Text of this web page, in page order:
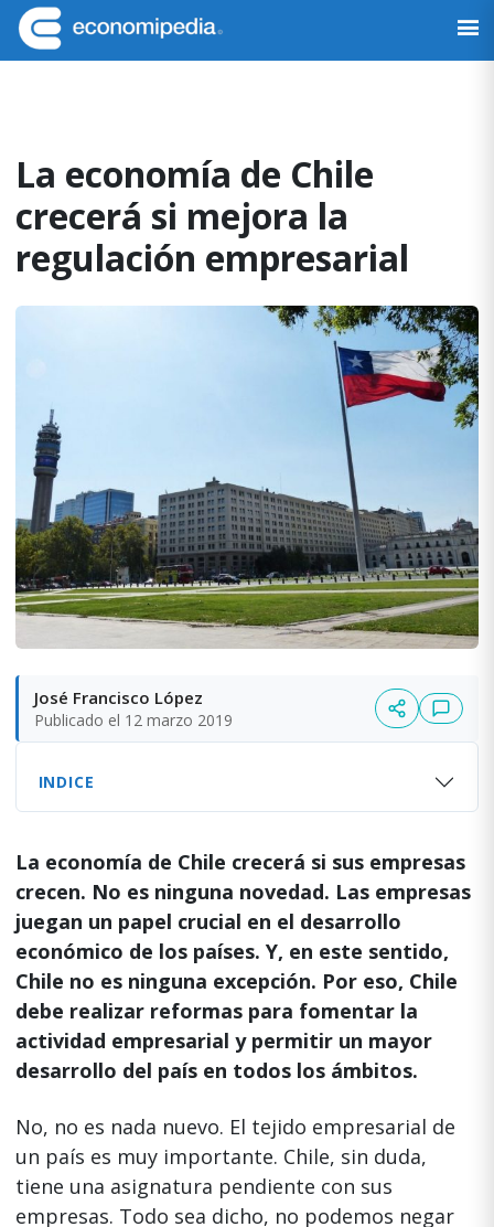
Saltar
a
la
Saltar
al
contenido
Saltar
a
la
Saltar
al
pie
Economipedia
Haciendo
La economía de Chile
crecerá si mejora la
regulación empresarial
José Francisco López
Publicado el 12 marzo 2019
INDICE
La economía de Chile crecerá si sus empresas
crecen. No es ninguna novedad. Las empresas
juegan un papel crucial en el desarrollo
económico de los países. Y, en este sentido,
Chile no es ninguna excepción. Por eso, Chile
debe realizar reformas para fomentar la
actividad empresarial y permitir un mayor
desarrollo del país en todos los ámbitos.
No, no es nada nuevo. El tejido empresarial de
un país es muy importante. Chile, sin duda,
tiene una asignatura pendiente con sus
empresas. Todo sea dicho, no podemos negar